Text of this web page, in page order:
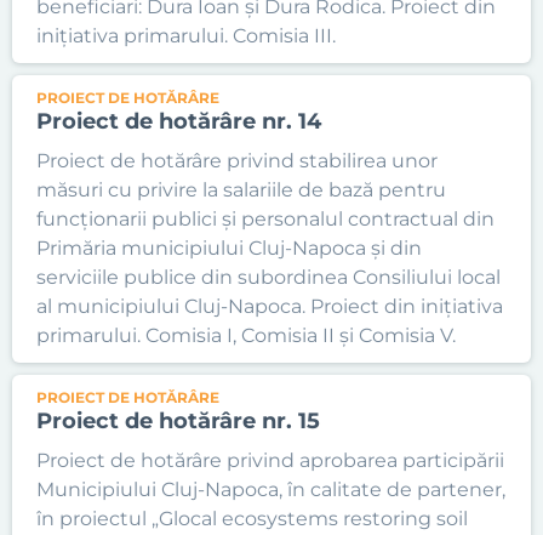
beneficiari: Dura Ioan și Dura Rodica. Proiect din
inițiativa primarului. Comisia III.
PROIECT DE HOTĂRÂRE
Proiect de hotărâre nr. 14
Proiect de hotărâre privind stabilirea unor
măsuri cu privire la salariile de bază pentru
funcționarii publici și personalul contractual din
Primăria municipiului Cluj-Napoca și din
serviciile publice din subordinea Consiliului local
al municipiului Cluj-Napoca. Proiect din inițiativa
primarului. Comisia I, Comisia II și Comisia V.
PROIECT DE HOTĂRÂRE
Proiect de hotărâre nr. 15
Proiect de hotărâre privind aprobarea participării
Municipiului Cluj-Napoca, în calitate de partener,
în proiectul „Glocal ecosystems restoring soil